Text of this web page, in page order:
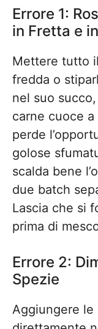
Errore 1:
in Fretta e
Mettere tutto
fredda o
nel suo
carne cuoce
perde
golose
scalda bene
due batch
Lascia che si
prima di
Errore 2:
Spezie
Aggiungere le